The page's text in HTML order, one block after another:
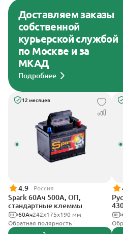
Доставляем заказы
собственной
курьерской службой
по Москве и за
МКАД
Подробнее
12 месяцев
4.9 Россия
Spark 60Ач 500А, ОП,
стандартные клеммы
242х175х190 мм
60Ач
Обратная полярность